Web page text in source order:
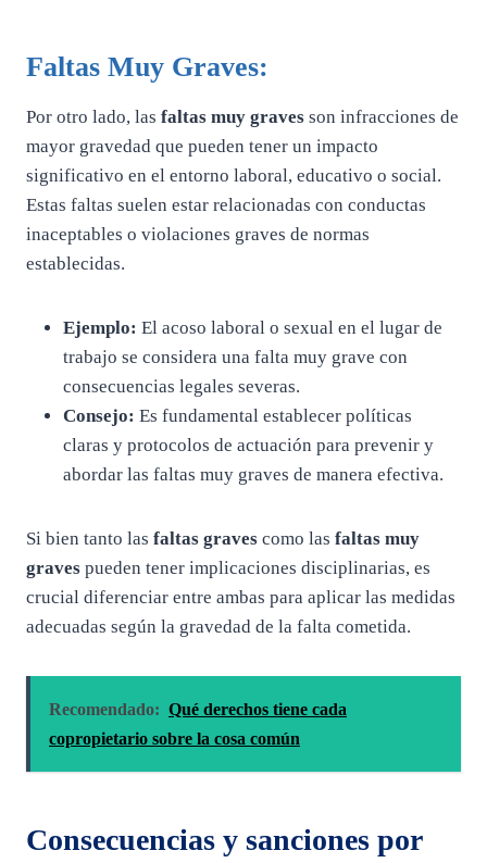
Faltas Muy Graves:
Por otro lado, las faltas muy graves son infracciones de
mayor gravedad que pueden tener un impacto
significativo en el entorno laboral, educativo o social.
Estas faltas suelen estar relacionadas con conductas
inaceptables o violaciones graves de normas
establecidas.
Ejemplo: El acoso laboral o sexual en el lugar de
trabajo se considera una falta muy grave con
consecuencias legales severas.
Consejo: Es fundamental establecer políticas
claras y protocolos de actuación para prevenir y
abordar las faltas muy graves de manera efectiva.
Si bien tanto las faltas graves como las faltas muy
graves pueden tener implicaciones disciplinarias, es
crucial diferenciar entre ambas para aplicar las medidas
adecuadas según la gravedad de la falta cometida.
Recomendado: Qué derechos tiene cada
copropietario sobre la cosa común
Consecuencias y sanciones por